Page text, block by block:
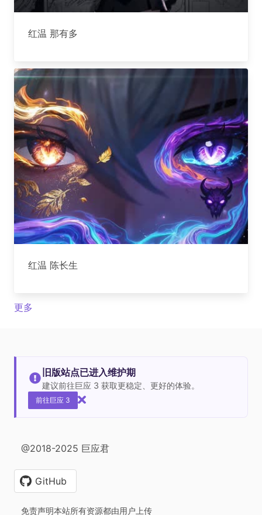
红温 那有多
红温 陈长生
更多
旧版站点已进入维护期
建议前往巨应 3 获取更稳定、更好的体验。
前往巨应 3
@2018-2025 巨应君
GitHub
免责声明本站所有资源都由用户上传